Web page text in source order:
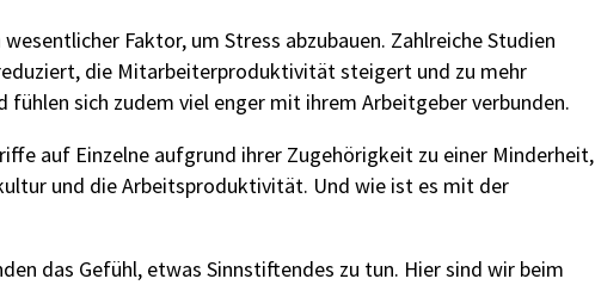
Faktor, um Stress abzubauen. Zahlreiche Studien
die Mitarbeiterproduktivität steigert und zu mehr
sich zudem viel enger mit ihrem Arbeitgeber verbunden.
auf Einzelne aufgrund ihrer Zugehörigkeit zu einer Minderheit,
und die Arbeitsproduktivität. Und wie ist es mit der
das Gefühl, etwas Sinnstiftendes zu tun. Hier sind wir beim